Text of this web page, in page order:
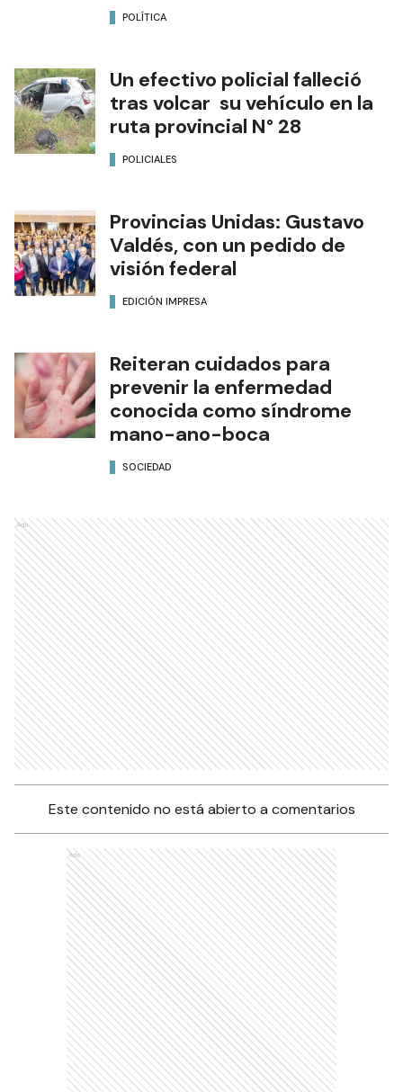
POLÍTICA
Un efectivo policial falleció
tras volcar su vehículo en la
ruta provincial N° 28
POLICIALES
Provincias Unidas: Gustavo
Valdés, con un pedido de
visión federal
EDICIÓN IMPRESA
Reiteran cuidados para
prevenir la enfermedad
conocida como síndrome
mano-ano-boca
SOCIEDAD
Ads
Este contenido no está abierto a comentarios
Ads